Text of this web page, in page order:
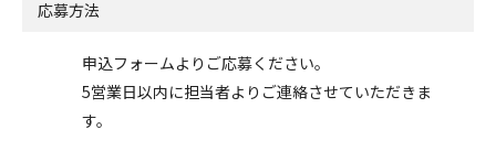
応募方法
申込フォームよりご応募ください。
5営業日以内に担当者よりご連絡させていただきま
す。